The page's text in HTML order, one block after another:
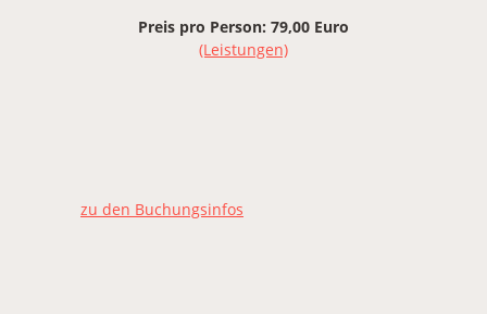
Preis pro Person: 79,00 Euro
(Leistungen)
zu den Buchungsinfos